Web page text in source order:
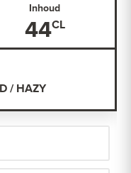
Inhoud
44
/ HAZY